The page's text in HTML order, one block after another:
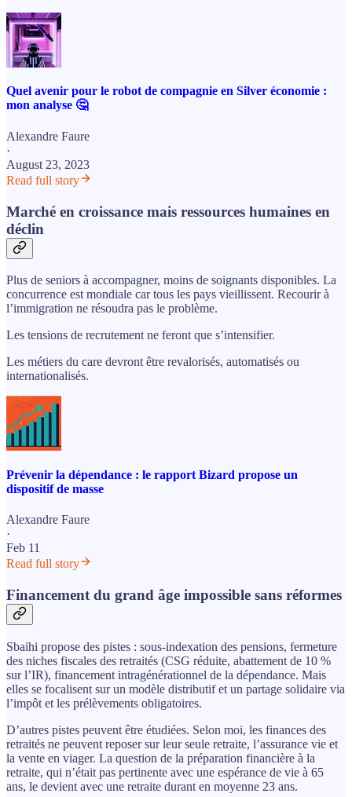
Quel avenir pour le robot de compagnie en Silver économie :
mon analyse 🤔
Alexandre Faure
·
August 23, 2023
Read full story
Marché en croissance mais ressources humaines en
déclin
Plus de seniors à accompagner, moins de soignants disponibles. La
concurrence est mondiale car tous les pays vieillissent. Recourir à
l’immigration ne résoudra pas le problème.
Les tensions de recrutement ne feront que s’intensifier.
Les métiers du care devront être revalorisés, automatisés ou
internationalisés.
Prévenir la dépendance : le rapport Bizard propose un
dispositif de masse
Alexandre Faure
·
Feb 11
Read full story
Financement du grand âge impossible sans réformes
Sbaihi propose des pistes : sous-indexation des pensions, fermeture
des niches fiscales des retraités (CSG réduite, abattement de 10 %
sur l’IR), financement intragénérationnel de la dépendance. Mais
elles se focalisent sur un modèle distributif et un partage solidaire via
l’impôt et les prélèvements obligatoires.
D’autres pistes peuvent être étudiées. Selon moi, les finances des
retraités ne peuvent reposer sur leur seule retraite, l’assurance vie et
la vente en viager. La question de la préparation financière à la
retraite, qui n’était pas pertinente avec une espérance de vie à 65
ans, le devient avec une retraite durant en moyenne 23 ans.